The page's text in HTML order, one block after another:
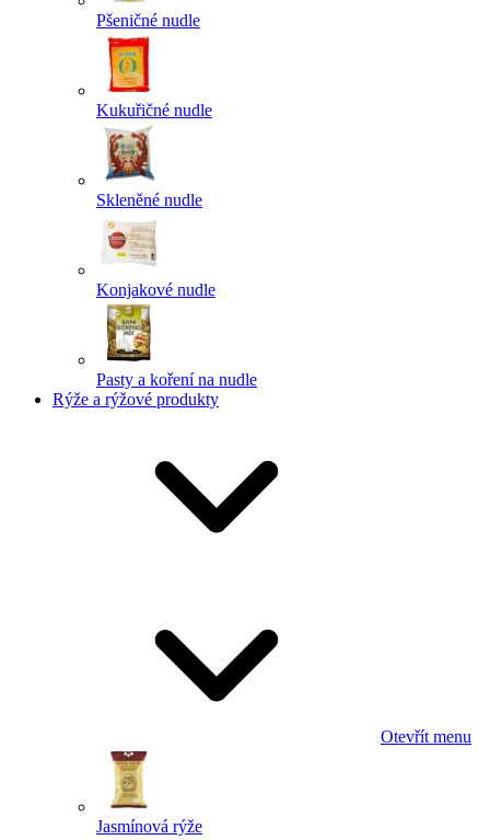
Pšeničné nudle
Kukuřičné nudle
Skleněné nudle
Konjakové nudle
Pasty a koření na nudle
Rýže a rýžové produkty
Otevřít menu
Jasmínová rýže